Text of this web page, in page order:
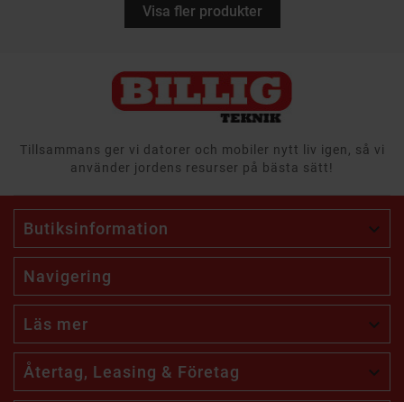
Visa fler produkter
Tillsammans ger vi datorer och mobiler nytt liv igen, så vi
använder jordens resurser på bästa sätt!
Butiksinformation 
Navigering
Läs mer 
Återtag, Leasing & Företag 